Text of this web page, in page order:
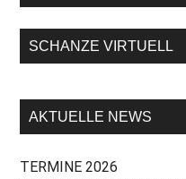
SCHANZE VIRTUELL
AKTUELLE NEWS
TERMINE 2026